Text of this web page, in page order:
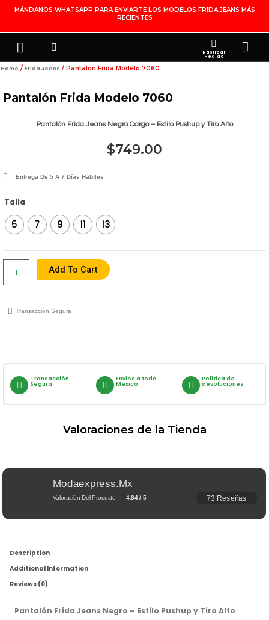
Contenido
MÁNDANOS WHATSAPP PARA ENVIARTE LOS MODELOS FRIDA JEANS MÁS
RECIENTES
MenuSearch Rastrear
Pedido
Home / Frida Jeans / Pantalón Frida Modelo 7060
Pantalón Frida Modelo 7060
Pantalón Frida Jeans Negro Cargo – Estilo Pushup y Tiro Alto
$749.00
Entrega De 5 A 7 Días Hábiles
Talla
5 7 9 11 13
Pantalón
Frida
Modelo
Quantity
Add To Cart
Transacción Segura
Transacción
Segura
Envíos a todo
México
Política de
devoluciones
Description
Additional Information
Reviews (0)
Pantalón Frida Jeans Negro – Estilo Pushup y Tiro Alto
Valoraciones de la Tienda
Modaexpress.mx
Valoración Del Producto 4.84 / 5 73 Reseñas